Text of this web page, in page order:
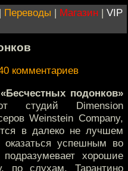
| Переводы | Магазин | VIP
комментариев
«Бесчестных подонков»
студий Dimension
Weinstein Company,
в далеко не лучшем
успешным во
хорошие
по слухам, Тарантино